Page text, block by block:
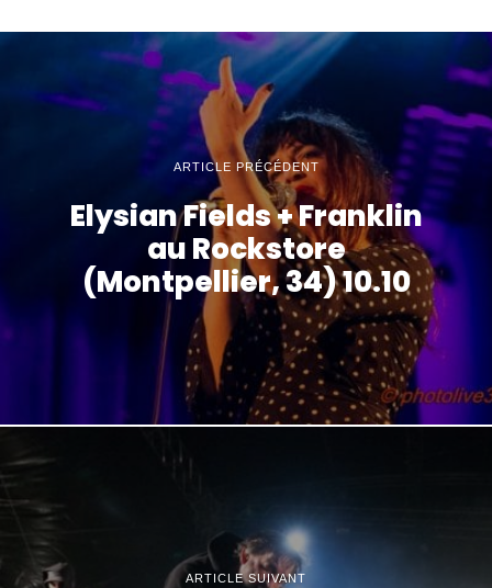
ARTICLE PRÉCÉDENT
Elysian Fields + Franklin
au Rockstore
(Montpellier, 34) 10.10
ARTICLE SUIVANT